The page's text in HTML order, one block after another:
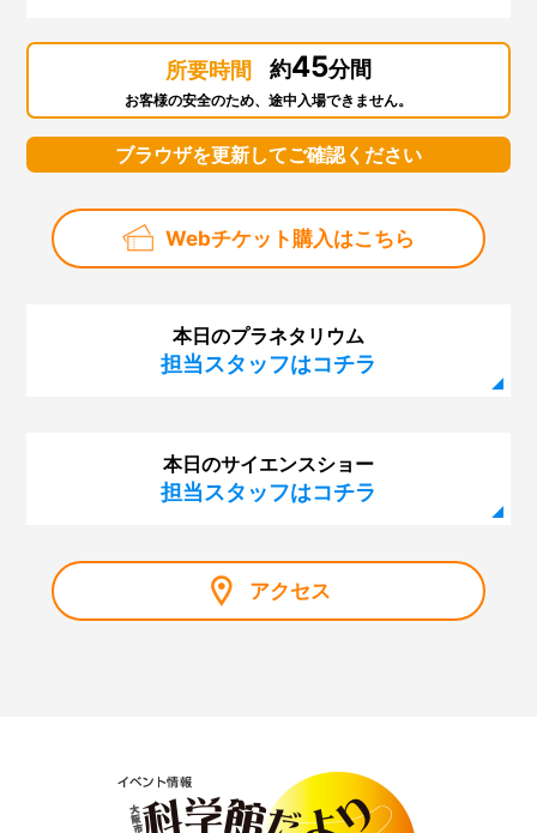
ン」
第127回「スーパー磁石で大実験」
第126回「科学デモンストレーター10周年」
第125回「火星大接近」
第124回 サイエンスショー「ふわふわ、きらきら！シ
ャボン玉サイエンス」
第122回 プラネタリウム「はるかなる大マゼラン雲」
第120回 幼児のための企画展「にじのせかい」
第118回 企画展「大阪市立科学館資料で見るノーベル賞
第114回 「空を眺めると…～夏の雲はモクモク雲～」
第113回 プラネタリウム「木星と土星を見よう」
所要時間 約45分間
お客様の安全のため、途中入場できません。
ブラウザを更新してご確認ください
Webチケット購入はこちら
本日のプラネタリウム
担当スタッフはコチラ
本日のサイエンスショー
担当スタッフはコチラ
アクセス